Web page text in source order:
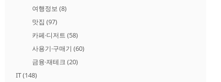
여행정보 (8)
맛집 (97)
카페·디저트 (58)
사용기·구매기 (60)
금융·재테크 (20)
IT(148)